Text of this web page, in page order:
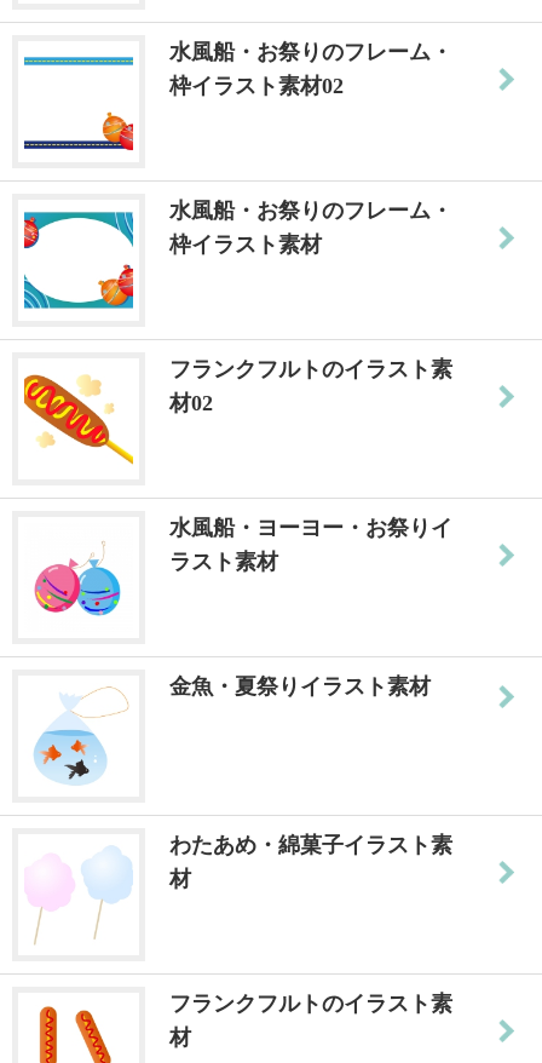
水風船・お祭りのフレーム・
枠イラスト素材02
水風船・お祭りのフレーム・
枠イラスト素材
フランクフルトのイラスト素
材02
水風船・ヨーヨー・お祭りイ
ラスト素材
金魚・夏祭りイラスト素材
わたあめ・綿菓子イラスト素
材
フランクフルトのイラスト素
材